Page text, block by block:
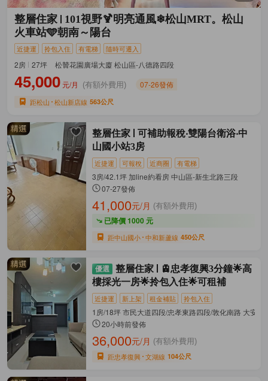
整層住家
101視野🍹明亮通風❄松山MRT。松山
火車站🩵朝南～陽台
近捷運 拎包入住 有電梯 隨時可遷入
2房 27坪 松贊花園廣場大廈 松山區-八德路四段
45,000 元/月 (有額外費用) 07-26發佈
距松山 松山新店線 563公尺
整層住家
可補助報稅‧雙陽台衛浴‧中
山國小站3房
近捷運 可報稅 近商圈 有電梯
3房/42.1坪 加line約看房 中山區-新生北路三段
07-27發佈
41,000元/月 (有額外費用)
已降價 1000 元
距中山國小 中和新蘆線 450公尺
整層住家
🚊忠孝復興3分鐘🌟高
樓採光一房🌟拎包入住🌟可租補
近捷運 新上架 租金補貼 拎包入住
1房/18坪 市民大道四段/忠孝東路四段/敦化南路 大安區
20小時前發佈
36,000元/月 (有額外費用)
距忠孝復興 文湖線 104公尺